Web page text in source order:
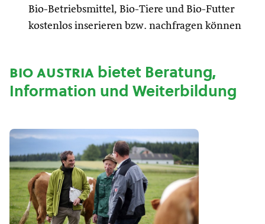
Bio-Betriebsmittel, Bio-Tiere und Bio-Futter
kostenlos inserieren bzw. nachfragen können
bio austriabietet Beratung,
Information und Weiterbildung